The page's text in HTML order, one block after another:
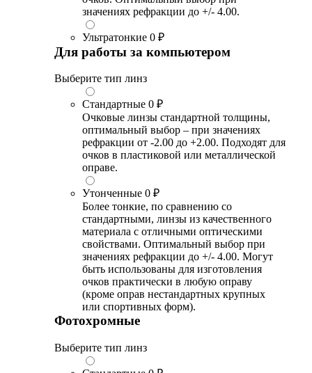
значениях рефракции до +/- 4.00.
Ультратонкие 0 ₽
Для работы за компьютером
Выберите тип линз
Стандартные 0 ₽
Очковые линзы стандартной толщины,
оптимальный выбор – при значениях
рефракции от -2.00 до +2.00. Подходят для
очков в пластиковой или металлической
оправе.
Утонченные 0 ₽
Более тонкие, по сравнению со
стандартными, линзы из качественного
материала с отличными оптическими
свойствами. Оптимальный выбор при
значениях рефракции до +/- 4.00. Могут
быть использованы для изготовления
очков практически в любую оправу
(кроме оправ нестандартных крупных
или спортивных форм).
Фотохромные
Выберите тип линз